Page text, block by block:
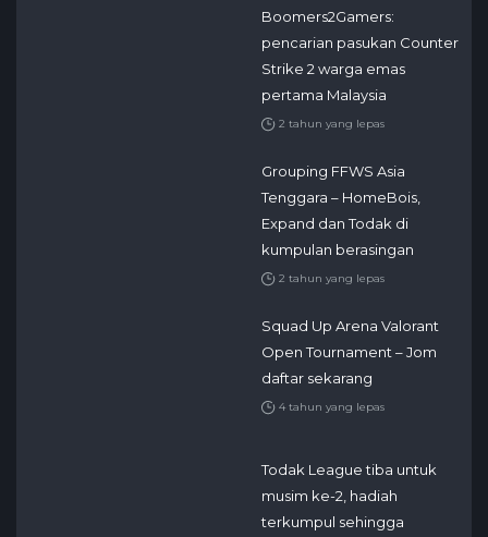
Boomers2Gamers:
pencarian pasukan Counter
Strike 2 warga emas
pertama Malaysia
2 tahun yang lepas
Grouping FFWS Asia
Tenggara – HomeBois,
Expand dan Todak di
kumpulan berasingan
2 tahun yang lepas
Squad Up Arena Valorant
Open Tournament – Jom
daftar sekarang
4 tahun yang lepas
Todak League tiba untuk
musim ke-2, hadiah
terkumpul sehingga